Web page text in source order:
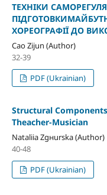
ТЕХНІКИ
ХОРЕОГРАФІЇ ДО
Cao Zijun (Author)
32-39
PDF (Ukrainian)
Structural
Theacher-Musician
Nataliia Zgнurska (Author)
40-48
PDF (Ukrainian)